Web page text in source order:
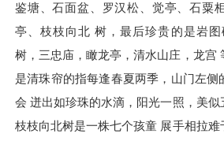
鉴塘、石面盆、罗汉松、觉亭、石粟
亭、枝枝向北 树，最后珍贵的是岩
树，三忠庙，瞰龙亭，清水山庄，龙宫
是清珠帘的指每逢春夏两季，山门左侧
会 迸出如珍珠的水滴，阳光一照，美似
枝枝向北树是一株七个孩童 展手相拉